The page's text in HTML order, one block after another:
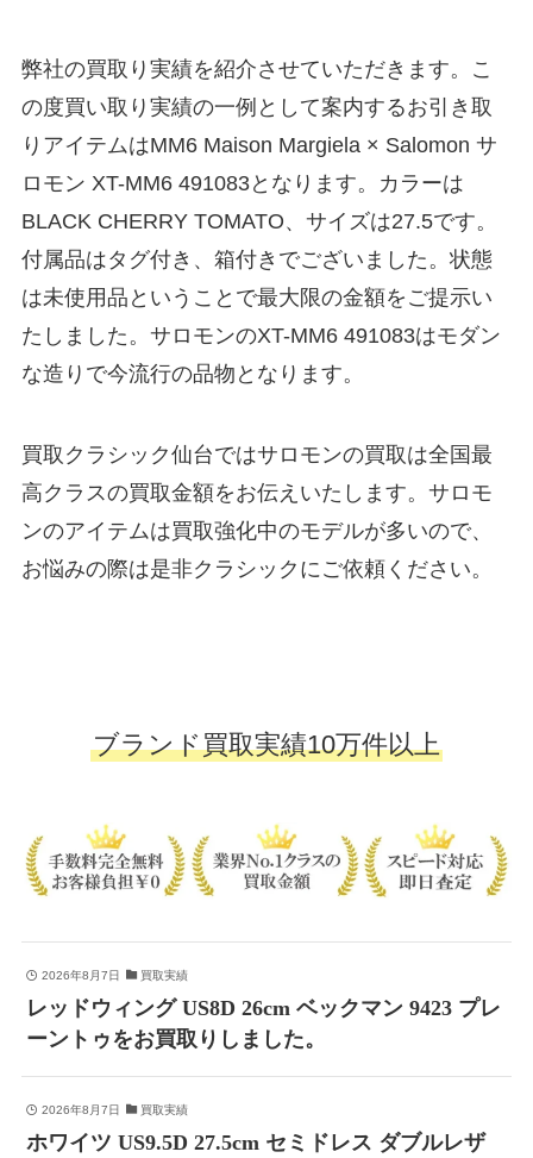
弊社の買取り実績を紹介させていただきます。こ
の度買い取り実績の一例として案内するお引き取
りアイテムはMM6 Maison Margiela × Salomon サ
ロモン XT-MM6 491083となります。カラーは
BLACK CHERRY TOMATO、サイズは27.5です。
付属品はタグ付き、箱付きでございました。状態
は未使用品ということで最大限の金額をご提示い
たしました。サロモンのXT-MM6 491083はモダン
な造りで今流行の品物となります。
買取クラシック仙台ではサロモンの買取は全国最
高クラスの買取金額をお伝えいたします。サロモ
ンのアイテムは買取強化中のモデルが多いので、
お悩みの際は是非クラシックにご依頼ください。
ブランド買取実績10万件以上
2026年8月7日 買取実績
レッドウィング US8D 26cm ベックマン 9423 プレ
ーントゥをお買取りしました。
2026年8月7日 買取実績
ホワイツ US9.5D 27.5cm セミドレス ダブルレザ